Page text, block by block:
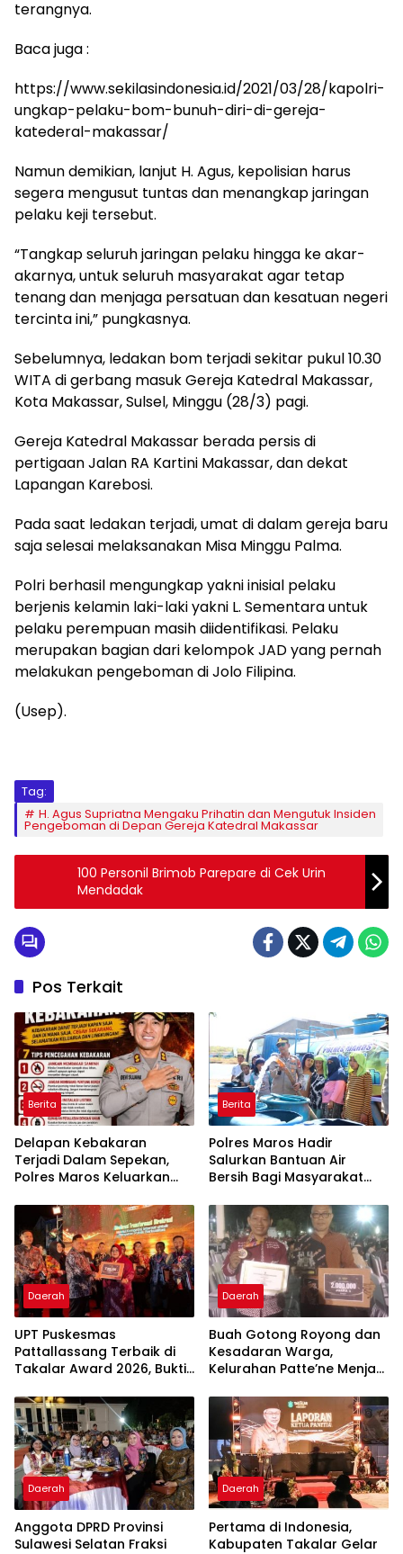
terangnya.
Baca juga :
https://www.sekilasindonesia.id/2021/03/28/kapolri-
ungkap-pelaku-bom-bunuh-diri-di-gereja-
katederal-makassar/
Namun demikian, lanjut H. Agus, kepolisian harus
segera mengusut tuntas dan menangkap jaringan
pelaku keji tersebut.
“Tangkap seluruh jaringan pelaku hingga ke akar-
akarnya, untuk seluruh masyarakat agar tetap
tenang dan menjaga persatuan dan kesatuan negeri
tercinta ini,” pungkasnya.
Sebelumnya, ledakan bom terjadi sekitar pukul 10.30
WITA di gerbang masuk Gereja Katedral Makassar,
Kota Makassar, Sulsel, Minggu (28/3) pagi.
Gereja Katedral Makassar berada persis di
pertigaan Jalan RA Kartini Makassar, dan dekat
Lapangan Karebosi.
Pada saat ledakan terjadi, umat di dalam gereja baru
saja selesai melaksanakan Misa Minggu Palma.
Polri berhasil mengungkap yakni inisial pelaku
berjenis kelamin laki-laki yakni L. Sementara untuk
pelaku perempuan masih diidentifikasi. Pelaku
merupakan bagian dari kelompok JAD yang pernah
melakukan pengeboman di Jolo Filipina.
(Usep).
Tag:
H. Agus Supriatna Mengaku Prihatin dan Mengutuk Insiden
Pengeboman di Depan Gereja Katedral Makassar
100 Personil Brimob Parepare di Cek Urin
Mendadak
Pos Terkait
Berita
Delapan Kebakaran
Terjadi Dalam Sepekan,
Polres Maros Keluarkan
Masyarakat
Berita
Polres Maros Hadir
Salurkan Bantuan Air
Bersih Bagi Masyarakat
Di Maros
Daerah
UPT Puskesmas
Pattallassang Terbaik di
Takalar Award 2026, Bukti
Pelayanan Kesehatan
Berkualitas
Daerah
Buah Gotong Royong dan
Kesadaran Warga,
Kelurahan Patte’ne Menjadi
2026
Daerah
Anggota DPRD Provinsi
Sulawesi Selatan Fraksi
Daerah
Pertama di Indonesia,
Kabupaten Takalar Gelar